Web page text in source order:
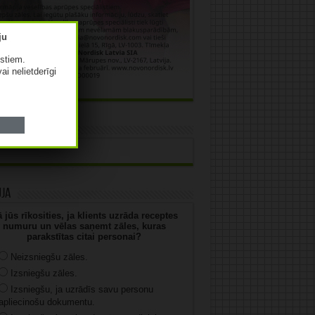
jūs rīkosities, ja klients uzrāda receptes
numuru un vēlas saņemt zāles, kuras
parakstītas citai personai?
Neizsniegšu zāles.
Izsniegšu zāles.
Izsniegšu, ja uzrādīs savu personu
apliecinošu dokumentu.
nelietderīgi